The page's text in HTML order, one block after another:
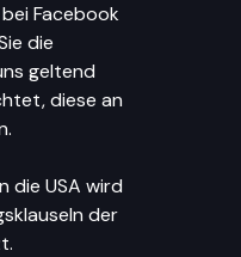
Facebook
die
geltend
diese an
die USA wird
der